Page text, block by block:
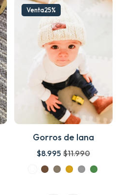
Venta25%
Gorros de lana
$8.995 $11.990